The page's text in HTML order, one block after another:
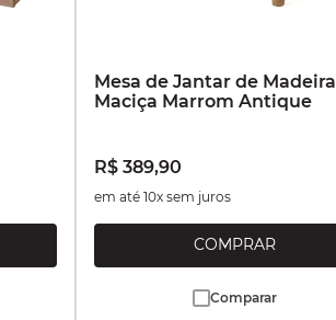
Mesa de Jantar de Madeira
Maciça Marrom Antique
R$ 389,90
em até 10x sem juros
Comparar